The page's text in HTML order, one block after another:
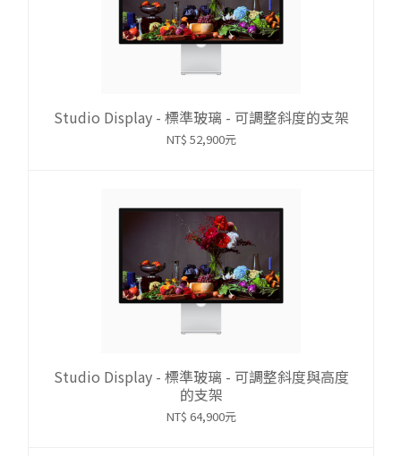
Studio Display - 標準玻璃 - 可調整斜度的支架
NT$ 52,900元
Studio Display - 標準玻璃 - 可調整斜度與高度
的支架
NT$ 64,900元